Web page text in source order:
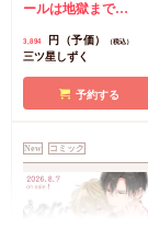
クリルボード】
ールは地獄まで
典・『エンドロールは
しA5アクリルボード
コミコミ特典8P小冊
風A5イラストカード
3,894 円（予価） （税込）
三ツ星しずく
予約する
New コミック